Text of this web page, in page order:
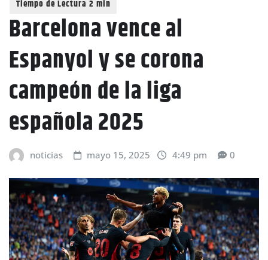
Barcelona vence al
Espanyol y se corona
campeón de la liga
española 2025
noticias mayo 15, 2025 4:49 pm 0